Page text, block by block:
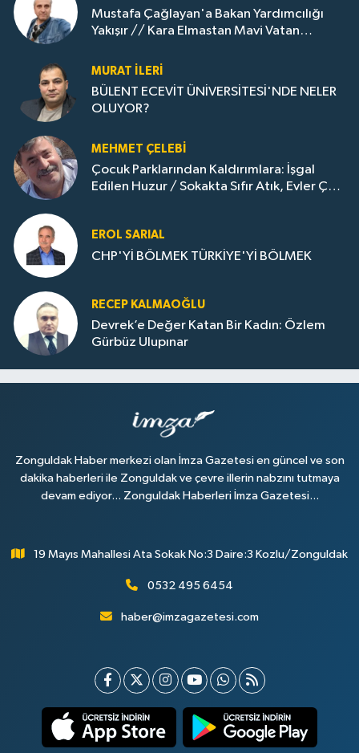
Mustafa Çağlayan'a Bakan Yardımcılığı
Yakışır // ​Kara Elmastan Mavi Vatan
MURAT İLERI
BÜLENT ECEVİT ÜNİVERSİTESİ'NDE NELER
OLUYOR?
MEHMET ÇELEBI
Çocuk Parklarından Kaldırımlara: İşgal
Edilen Huzur / Sokakta Sıfır Atık, Evler Çöp
EROL SARIAL
CHP'Yİ BÖLMEK TÜRKİYE'Yİ BÖLMEK
RECEP KALMAOĞLU
Devrek’e Değer Katan Bir Kadın: Özlem
Gürbüz Ulupınar
Zonguldak Haber merkezi olan İmza Gazetesi en güncel ve son
dakika haberleri ile Zonguldak ve çevre illerin nabzını tutmaya
devam ediyor... Zonguldak Haberleri İmza Gazetesi...
19 Mayıs Mahallesi Ata Sokak No:3 Daire:3 Kozlu/Zonguldak
0532 495 6454
haber@imzagazetesi.com